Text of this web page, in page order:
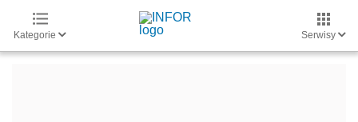
Kategorie Serwisy